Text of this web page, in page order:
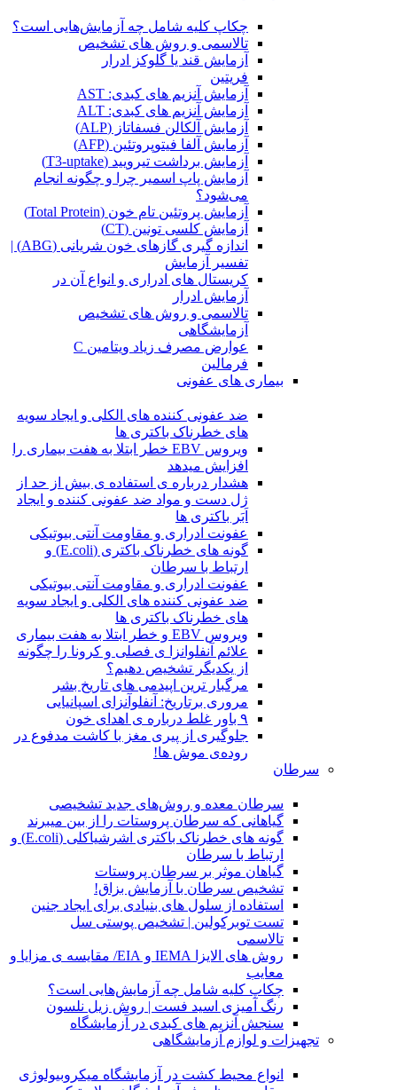
چکاپ کلیه شامل چه آزمایش‌هایی است؟
تالاسمی و روش های تشخیص
آزمایش قند یا گلوکز ادرار
فریتین
آزمایش آنزیم های کبدی: AST
آزمایش آنزیم های کبدی: ALT
آزمایش آلکالن فسفاتاز (ALP)
آزمایش آلفا فیتوپروتئین (AFP)
آزمایش برداشت تیرویید (T3-uptake)
آزمایش پاپ اسمیر چرا و چگونه انجام
می‌شود؟
آزمایش پروتئین تام خون (Total Protein)
آزمایش کلسی تونین (CT)
اندازه گیری گازهای خون شریانی (ABG) |
تفسیر آزمایش
کریستال ‌های ادراری و انواع آن در
آزمایش ادرار
تالاسمی و روش های تشخیص
آزمایشگاهی
عوارض مصرف زیاد ویتامین C
فرمالین
بیماری های عفونی
ضد عفونی کننده های الکلی و ایجاد سویه
های خطرناک باکتری ها
ویروس EBV خطر ابتلا به هفت بیماری را
افزایش میدهد
هشدار درباره ی استفاده ی بیش از حد از
ژل دست و مواد ضد عفونی کننده و ایجاد
اَبَر باکتری ها
عفونت ادراری و مقاومت آنتی بیوتیکی
گونه های خطرناک باکتری (E.coli) و
ارتباط با سرطان
عفونت ادراری و مقاومت آنتی بیوتیکی
ضد عفونی کننده های الکلی و ایجاد سویه
های خطرناک باکتری ها
ویروس EBV و خطر ابتلا به هفت بیماری
علائم آنفلوانزا ی فصلی و کرونا را چگونه
از یکدیگر تشخیص دهیم؟
مرگبار ترین اپیدمی های تاریخ بشر
مروری برتاریخ: آنفلوآنزای اسپانیایی
۹ باور غلط درباره ی اهدای خون
جلوگیری از پیری مغز با کاشت مدفوع در
روده‌ی موش ها!
سرطان
سرطان معده و روش‌های جدید تشخیصی
گیاهانی که سرطان پروستات را از بین میبرند
گونه های خطرناک باکتری اشرشیاکلی (E.coli) و
ارتباط با سرطان
گیاهان موثر بر سرطان پروستات
تشخیص سرطان با آزمایش بزاق!
استفاده از سلول های بنیادی برای ایجاد جنین
تست توبرکولین | تشخیص پوستی سل
تالاسمی
روش های الایزا IEMA و EIA/ مقایسه ی مزایا و
معایب
چکاپ کلیه شامل چه آزمایش‌هایی است؟
رنگ آمیزی اسید فست | روش زیل نلسون
سنجش آنزیم های کبدی در آزمایشگاه
تجهیزات و لوازم آزمایشگاهی
انواع محیط کشت در آزمایشگاه میکروبیولوژی